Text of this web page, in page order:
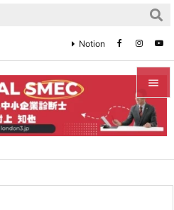


メニュ

Notion